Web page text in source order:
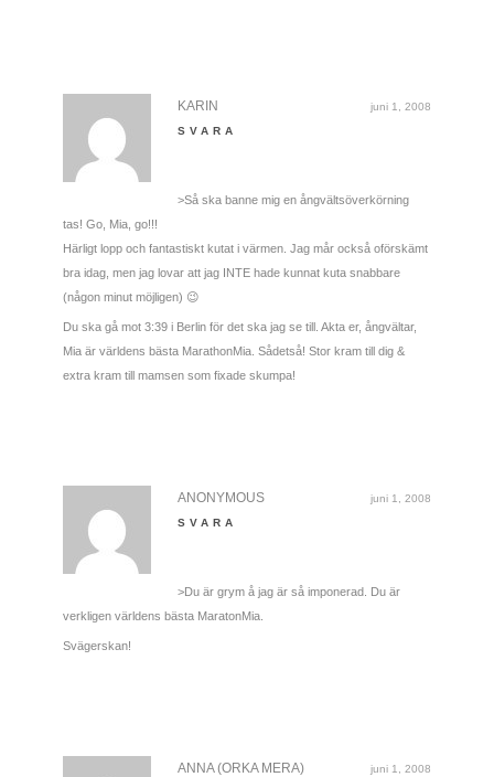
juni 1, 2008
KARIN
SVARA
>Så ska banne mig en ångvältsöverkörning
tas! Go, Mia, go!!!
Härligt lopp och fantastiskt kutat i värmen. Jag mår också oförskämt
bra idag, men jag lovar att jag INTE hade kunnat kuta snabbare
(någon minut möjligen) 😉
Du ska gå mot 3:39 i Berlin för det ska jag se till. Akta er, ångvältar,
Mia är världens bästa MarathonMia. Sådetså! Stor kram till dig &
extra kram till mamsen som fixade skumpa!
juni 1, 2008
ANONYMOUS
SVARA
>Du är grym å jag är så imponerad. Du är
verkligen världens bästa MaratonMia.
Svägerskan!
juni 1, 2008
ANNA (ORKA MERA)